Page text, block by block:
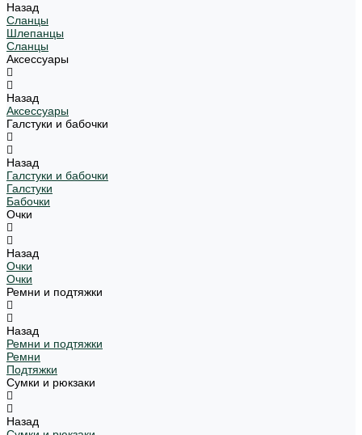
Назад
Сланцы
Шлепанцы
Сланцы
Аксессуары
Назад
Аксессуары
Галстуки и бабочки
Назад
Галстуки и бабочки
Галстуки
Бабочки
Очки
Назад
Очки
Очки
Ремни и подтяжки
Назад
Ремни и подтяжки
Ремни
Подтяжки
Сумки и рюкзаки
Назад